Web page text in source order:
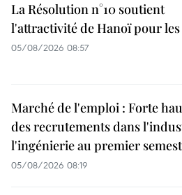
La Résolution n°10 soutient
l'attractivité de Hanoï pour les
05/08/2026 08:57
Marché de l'emploi : Forte
des recrutements dans
l'ingénierie au premier
05/08/2026 08:19